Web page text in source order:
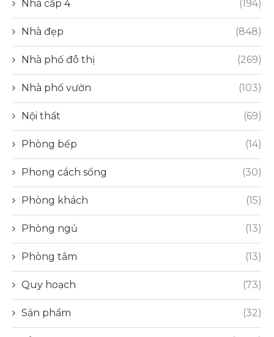
Nhà cấp 4 (194)
Nhà đẹp (848)
Nhà phố đô thị (269)
Nhà phố vườn (103)
Nội thất (69)
Phòng bếp (14)
Phong cách sống (30)
Phòng khách (15)
Phòng ngủ (13)
Phòng tắm (13)
Quy hoạch (73)
Sản phẩm (32)